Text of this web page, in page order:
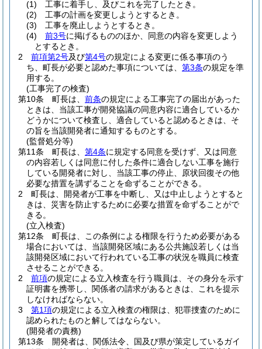
(1)
工事に着手し、及びこれを完了したとき。
(2)
工事の計画を変更しようとするとき。
(3)
工事を廃止しようとするとき。
(4)
前3号に掲げるもののほか、同意の内容を変更しよう
とするとき。
2
前項第2号及び第4号の規定による変更に係る事項のう
ち、町長が必要と認めた事項については、 第3条の規定を準
用する。
(工事完了の検査)
第10条
町長は、 前条の規定による工事完了の届出があった
ときは、当該工事が開発協議の同意内容に適合しているか
どうかについて検査し、適合していると認めるときは、そ
の旨を当該開発者に通知するものとする。
(監督処分等)
第11条
町長は、 第4条に規定する同意を受けず、又は同意
の内容若しくは同意に付した条件に適合しない工事を施行
している開発者に対し、当該工事の停止、原状回復その他
必要な措置を講ずることを命ずることができる。
2
町長は、開発者が工事を中断し、又は中止しようとすると
きは、災害を防止するために必要な措置を命ずることがで
きる。
(立入検査)
第12条
町長は、この条例による権限を行うため必要がある
場合においては、当該開発区域にある公共施設若しくは当
該開発区域において行われている工事の状況を職員に検査
させることができる。
2
前項の規定による立入検査を行う職員は、その身分を示す
証明書を携帯し、関係者の請求があるときは、これを提示
しなければならない。
3
第1項の規定による立入検査の権限は、犯罪捜査のために
認められたものと解してはならない。
(開発者の責務)
第13条
開発者は、関係法令、国及び県が策定しているガイ